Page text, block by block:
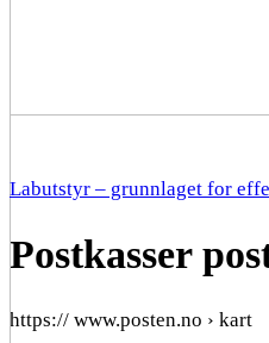
Labutstyr – grunnlaget for
Postkasser
https:// www.posten.no › kart